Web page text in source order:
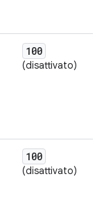
100
(disattivato)
100
(disattivato)